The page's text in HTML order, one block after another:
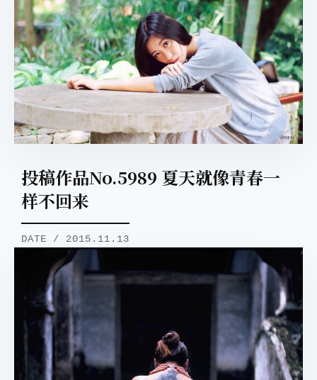
投稿作品No.5989 夏天就像青春一
样不回来
DATE / 2015.11.13